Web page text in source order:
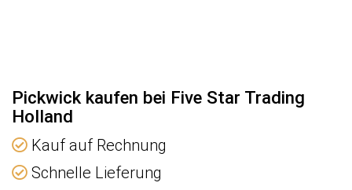
Pickwick kaufen bei Five Star Trading
Holland
Kauf auf Rechnung
Schnelle Lieferung